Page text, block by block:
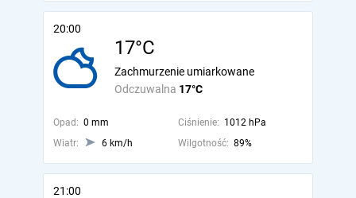
20:00
17°C
Odczuwalna 17°C
Zachmurzenie umiarkowane
Opad: 0 mm Ciśnienie: 1012 hPa
Wiatr:
6 km/h Wilgotność: 89%
21:00